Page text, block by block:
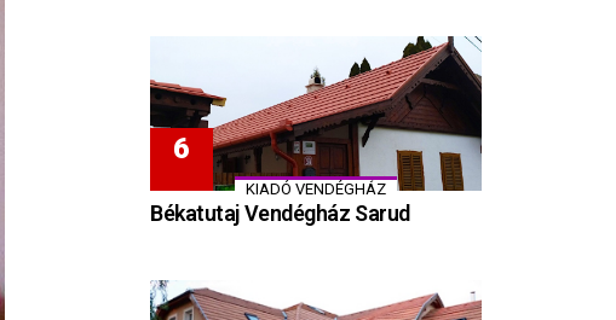
KIADÓ VENDÉGHÁZ
Békatutaj Vendégház Sarud